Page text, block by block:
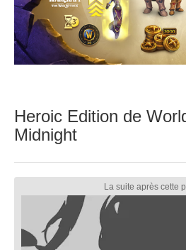
Heroic Edition de
Midnight